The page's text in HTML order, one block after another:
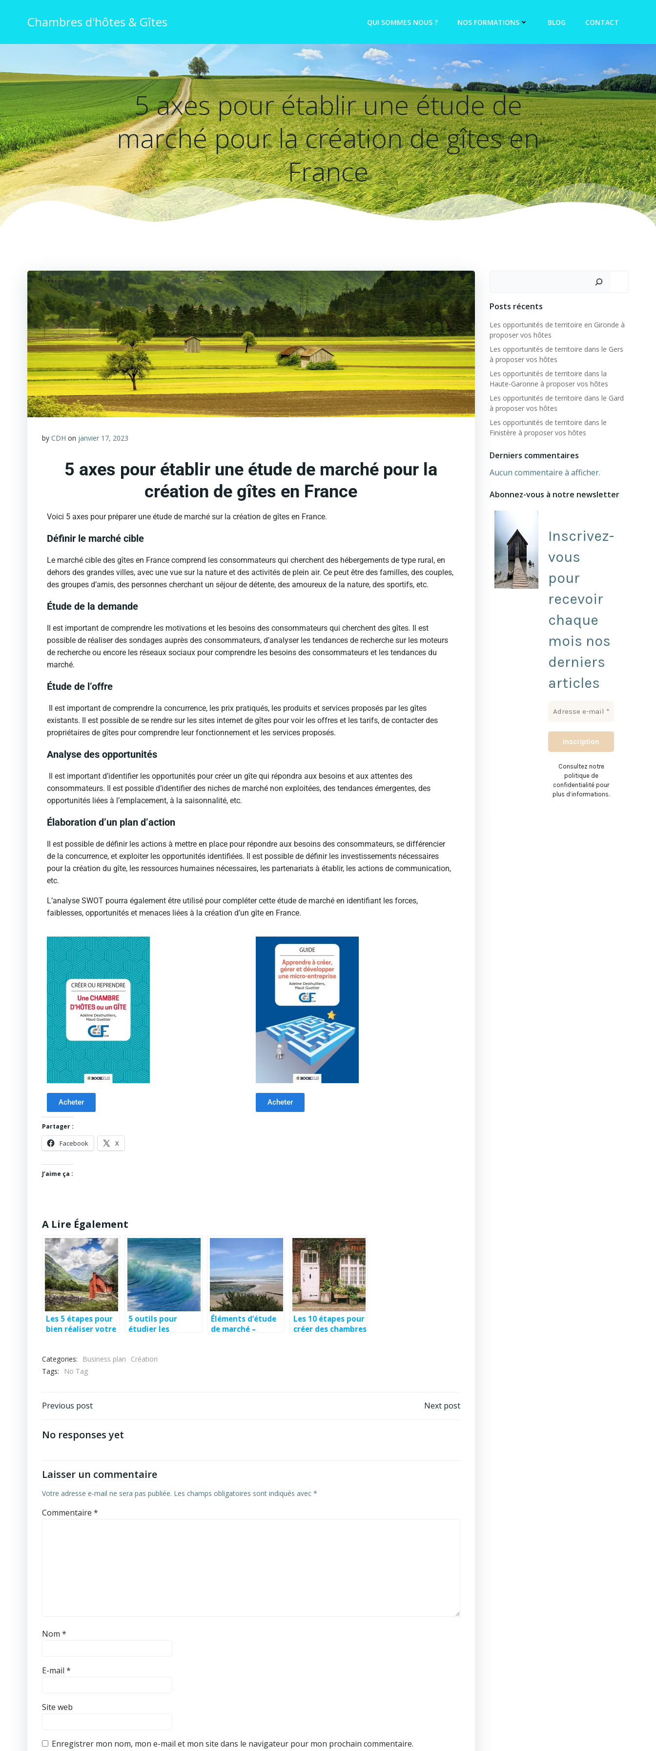
Chambres d'hôtes & Gîtes QUI SOMMES NOUS ? NOS FORMATIONS BLOG CONTACT
5 axes pour établir une étude de
marché pour la création de gîtes en
France
by CDH on janvier 17, 2023
5 axes pour établir une étude de marché pour la
création de gîtes en France
Voici 5 axes pour préparer une étude de marché sur la création de gîtes en France.
Définir le marché cible
Le marché cible des gîtes en France comprend les consommateurs qui cherchent des hébergements de type rural, en
dehors des grandes villes, avec une vue sur la nature et des activités de plein air. Ce peut être des familles, des couples,
des groupes d’amis, des personnes cherchant un séjour de détente, des amoureux de la nature, des sportifs, etc.
Étude de la demande
Il est important de comprendre les motivations et les besoins des consommateurs qui cherchent des gîtes. Il est
possible de réaliser des sondages auprès des consommateurs, d’analyser les tendances de recherche sur les moteurs
de recherche ou encore les réseaux sociaux pour comprendre les besoins des consommateurs et les tendances du
marché.
Étude de l’offre
Il est important de comprendre la concurrence, les prix pratiqués, les produits et services proposés par les gîtes
existants. Il est possible de se rendre sur les sites internet de gîtes pour voir les offres et les tarifs, de contacter des
propriétaires de gîtes pour comprendre leur fonctionnement et les services proposés.
Analyse des opportunités
Il est important d’identifier les opportunités pour créer un gîte qui répondra aux besoins et aux attentes des
consommateurs. Il est possible d’identifier des niches de marché non exploitées, des tendances émergentes, des
opportunités liées à l’emplacement, à la saisonnalité, etc.
Élaboration d’un plan d’action
Il est possible de définir les actions à mettre en place pour répondre aux besoins des consommateurs, se différencier
de la concurrence, et exploiter les opportunités identifiées. Il est possible de définir les investissements nécessaires
pour la création du gîte, les ressources humaines nécessaires, les partenariats à établir, les actions de communication,
etc.
L’analyse SWOT pourra également être utilisé pour compléter cette étude de marché en identifiant les forces,
faiblesses, opportunités et menaces liées à la création d’un gîte en France.
Acheter Acheter
Partager :
Facebook X
J’aime ça :
A Lire Également
Les 5 étapes pour
bien réaliser votre
maison d’hôtes ou
des gîtes
5 outils pour
étudier les
chambres d’hôtes
Éléments d’étude
de marché –
Les 10 étapes pour
créer des chambres
Categories: Business plan
Création
Tags:
No Tag
Previous post Next post
No responses yet
Laisser un commentaire
Votre adresse e-mail ne sera pas publiée. Les champs obligatoires sont indiqués avec *
Commentaire *
Nom *
E-mail *
Site web
Enregistrer mon nom, mon e-mail et mon site dans le navigateur pour mon prochain commentaire.
Posts récents
Les opportunités de territoire en Gironde à
proposer vos hôtes
Les opportunités de territoire dans le Gers
à proposer vos hôtes
Les opportunités de territoire dans la
Haute-Garonne à proposer vos hôtes
Les opportunités de territoire dans le Gard
à proposer vos hôtes
Les opportunités de territoire dans le
Finistère à proposer vos hôtes
Derniers commentaires
Aucun commentaire à afficher.
Abonnez-vous à notre newsletter
Inscrivez-
vous
pour
recevoir
chaque
mois nos
derniers
articles
Consultez notre
politique de
confidentialité pour
plus d’informations.